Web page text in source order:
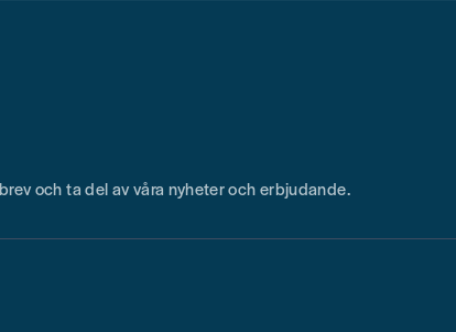
och ta del av våra nyheter och erbjudande.